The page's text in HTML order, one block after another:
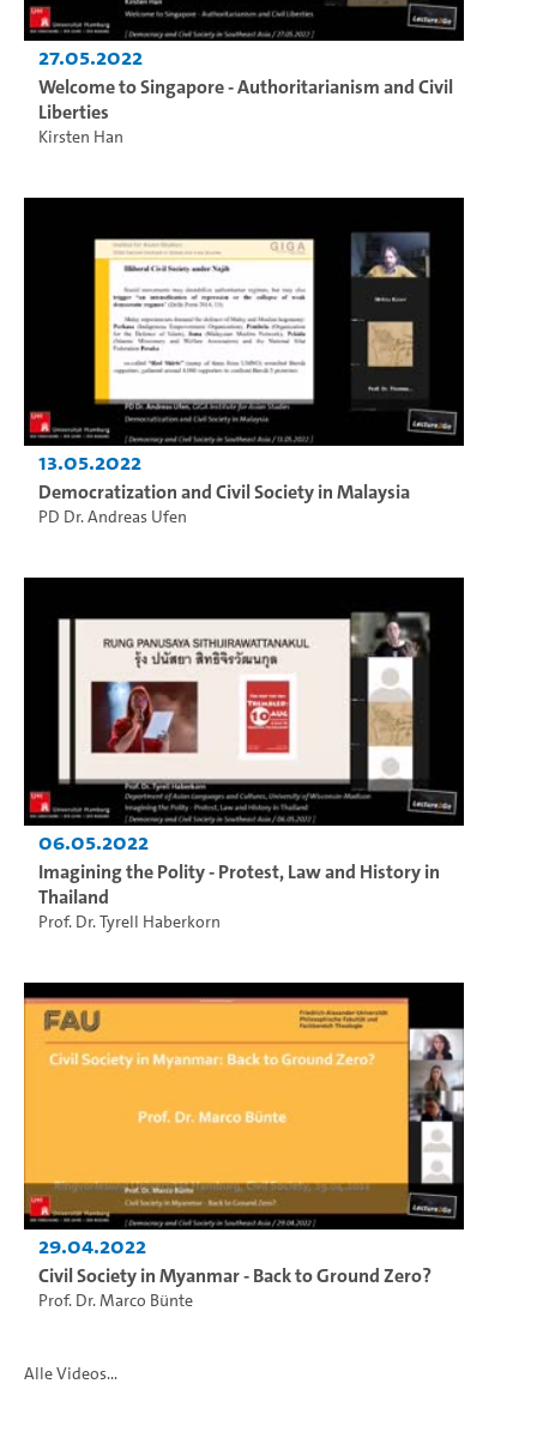
27.05.2022
Welcome to Singapore - Authoritarianism and Civil
Liberties
Kirsten Han
13.05.2022
Democratization and Civil Society in Malaysia
PD Dr. Andreas Ufen
06.05.2022
Imagining the Polity - Protest, Law and History in
Thailand
Prof. Dr. Tyrell Haberkorn
29.04.2022
Civil Society in Myanmar - Back to Ground Zero?
Prof. Dr. Marco Bünte
Alle Videos...